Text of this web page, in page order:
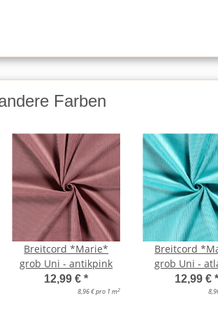
Farben
Breitcord *Marie*
grob Uni - antikpink
12,99 €*
8,96 € pro 1 m2
Breitcord
grob Uni -
12,99 €*